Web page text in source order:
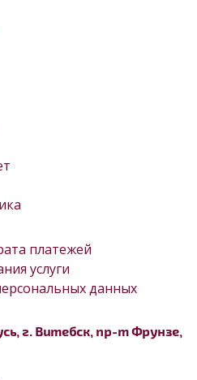
платежей
услуги
данных
г. Витебск, пр-т Фрунзе,